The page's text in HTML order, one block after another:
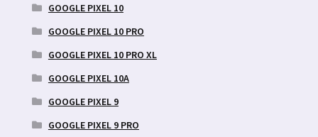
GOOGLE PIXEL 10
GOOGLE PIXEL 10 PRO
GOOGLE PIXEL 10 PRO XL
GOOGLE PIXEL 10A
GOOGLE PIXEL 9
GOOGLE PIXEL 9 PRO